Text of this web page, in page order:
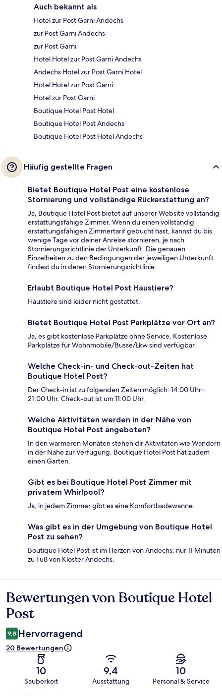
Auch bekannt als
Hotel zur Post Garni Andechs
zur Post Garni Andechs
zur Post Garni
Hotel Hotel zur Post Garni Andechs
Andechs Hotel zur Post Garni Hotel
Hotel Hotel zur Post Garni
Hotel zur Post Garni
Boutique Hotel Post Hotel
Boutique Hotel Post Andechs
Boutique Hotel Post Hotel Andechs
Häufig gestellte Fragen
Bietet Boutique Hotel Post eine kostenlose
Stornierung und vollständige Rückerstattung an?
Ja, Boutique Hotel Post bietet auf unserer Website vollständig
erstattungsfähige Zimmer. Wenn du einen vollständig
erstattungsfähigen Zimmertarif gebucht hast, kannst du bis
wenige Tage vor deiner Anreise stornieren, je nach
Stornierungsrichtlinie der Unterkunft. Die genauen
Einzelheiten zu den Bedingungen der jeweiligen Unterkunft
findest du in deren Stornierungsrichtlinie.
Erlaubt Boutique Hotel Post Haustiere?
Haustiere sind leider nicht gestattet.
Bietet Boutique Hotel Post Parkplätze vor Ort an?
Ja, es gibt kostenlose Parkplätze ohne Service. Kostenlose
Parkplätze für Wohnmobile/Busse/Lkw sind verfügbar.
Welche Check-in- und Check-out-Zeiten hat
Boutique Hotel Post?
Der Check-in ist zu folgenden Zeiten möglich: 14:00 Uhr–
21:00 Uhr. Check-out ist um 11:00 Uhr.
Welche Aktivitäten werden in der Nähe von
Boutique Hotel Post angeboten?
In den wärmeren Monaten stehen dir Aktivitäten wie Wandern
in der Nähe zur Verfügung. Boutique Hotel Post hat zudem
einen Garten.
Gibt es bei Boutique Hotel Post Zimmer mit
privatem Whirlpool?
Ja, in jedem Zimmer gibt es eine Komfortbadewanne.
Was gibt es in der Umgebung von Boutique Hotel
Post zu sehen?
Boutique Hotel Post ist im Herzen von Andechs, nur 11 Minuten
zu Fuß von Kloster Andechs.
Bewertungen
Bewertungen von Boutique Hotel
Post
9,8 Hervorragend
20 Bewertungen
10
Sauberkeit
9,4
Ausstattung
10
Personal & Service